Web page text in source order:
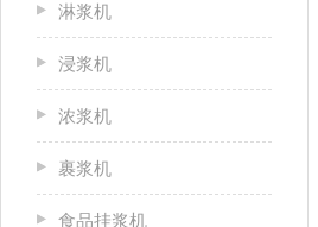
淋浆机
浸浆机
浓浆机
裹浆机
食品挂浆机